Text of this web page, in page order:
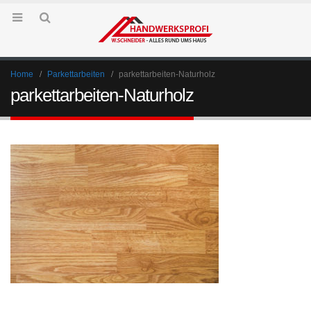
Home Parkettarbeiten parkettarbeiten-Naturholz
parkettarbeiten-Naturholz